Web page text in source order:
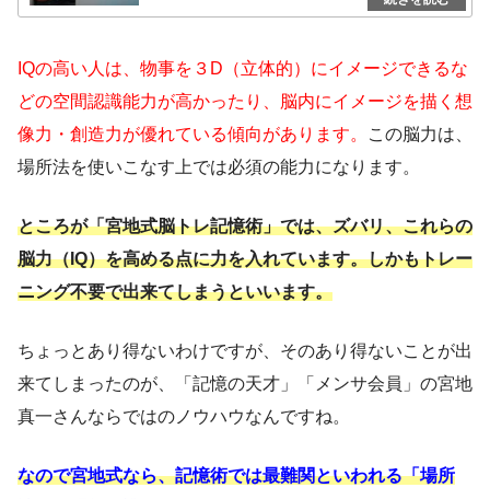
IQの高い人は、物事を３D（立体的）にイメージできるな
どの空間認識能力が高かったり、脳内にイメージを描く想
像力・創造力が優れている傾向があります。
この脳力は、
場所法を使いこなす上では必須の能力になります。
ところが「宮地式脳トレ記憶術」では、ズバリ、これらの
脳力（IQ）を高める点に力を入れています。しかもトレー
ニング不要で出来てしまうといいます。
ちょっとあり得ないわけですが、そのあり得ないことが出
来てしまったのが、「記憶の天才」「メンサ会員」の宮地
真一さんならではのノウハウなんですね。
なので宮地式なら、記憶術では最難関といわれる「場所